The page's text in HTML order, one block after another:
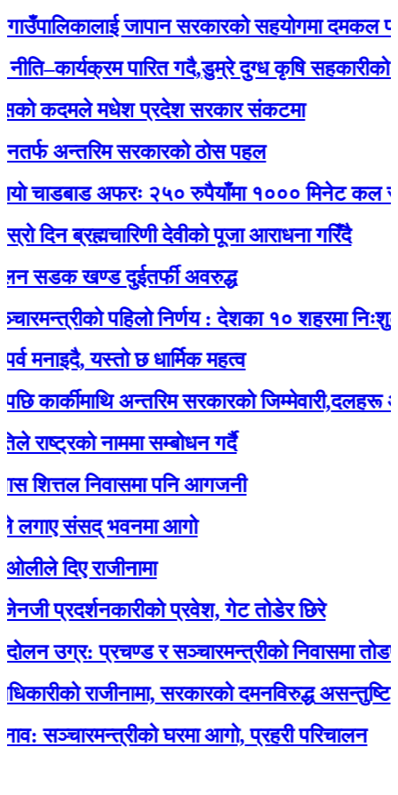
जापान सरकारको सहयोगमा दमकल
पारित गदै,डुम्रे दुग्ध कृषि सहकारीको ३२ औं
मधेश प्रदेश सरकार संकटमा
अन्तरिम सरकारको ठोस पहल
अफरः २५० रुपैयाँमा १००० मिनेट कल र नेट
ब्रह्मचारिणी देवीको पूजा आराधना गरिँदै
खण्ड दुईतर्फी अवरुद्ध
पहिलो निर्णय : देशका १० शहरमा निःशुल्क
यस्तो छ धार्मिक महत्व
अन्तरिम सरकारको जिम्मेवारी,दलहरू
नाममा सम्बोधन गर्दै
निवासमा पनि आगजनी
संसद् भवनमा आगो
राजीनामा
प्रवेश, गेट तोडेर छिरे
प्रचण्ड र सञ्चारमन्त्रीको निवासमा तोडफोड
राजीनामा, सरकारको दमनविरुद्ध असन्तुष्टि
घरमा आगो, प्रहरी परिचालन